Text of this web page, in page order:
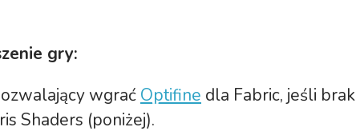
gry:
wgrać Optifine dla Fabric, jeśli brak
Shaders (poniżej).